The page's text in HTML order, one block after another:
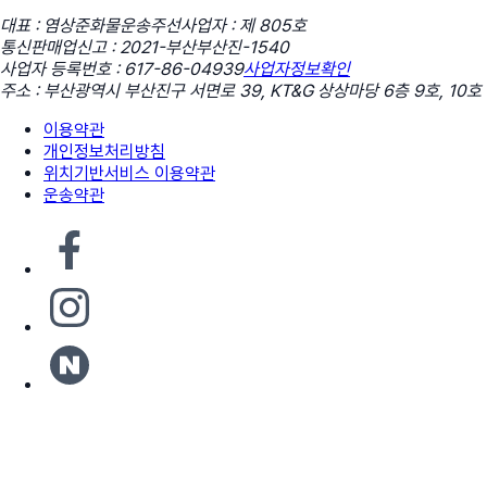
대표 : 염상준화물운송주선사업자 : 제 805호
통신판매업신고 : 2021-부산부산진-1540
사업자 등록번호 : 617-86-04939사업자정보확인
주소 : 부산광역시 부산진구 서면로 39, KT&G 상상마당 6층 9호, 10호
이용약관
개인정보처리방침
위치기반서비스 이용약관
운송약관